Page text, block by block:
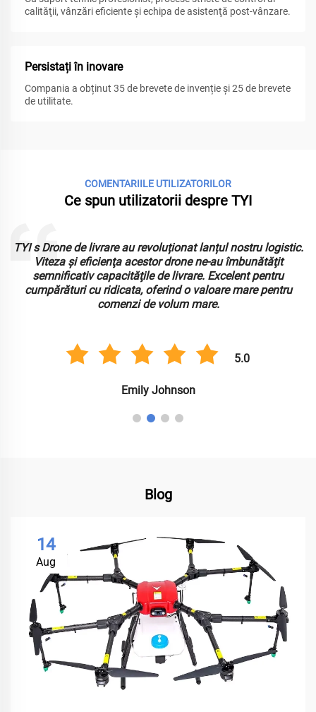
calităţii, vânzări eficiente şi echipa de asistenţă post-vânzare.
Persistați în inovare
Compania a obținut 35 de brevete de invenție și 25 de brevete
de utilitate.
COMENTARIILE UTILIZATORILOR
Ce spun utilizatorii despre TYI
TYI s Drone de livrare au revoluționat lanțul nostru logistic.
Viteza şi eficienţa acestor drone ne-au îmbunătăţit
semnificativ capacităţile de livrare. Excelent pentru
cumpărături cu ridicata, oferind o valoare mare pentru
comenzi de volum mare.
5.0
Emily Johnson
Blog
14
Aug